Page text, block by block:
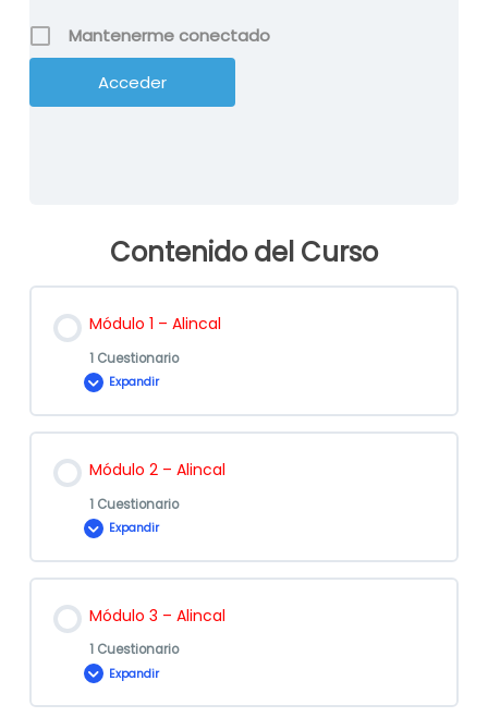
Mantenerme conectado
Contenido del Curso
Módulo 1 – Alincal
1 Cuestionario
Expandir
Evaluación
Módulo 1 –
ALINCAL
Módulo 2 – Alincal
1 Cuestionario
Expandir
Módulo 3 – Alincal
1 Cuestionario
Expandir